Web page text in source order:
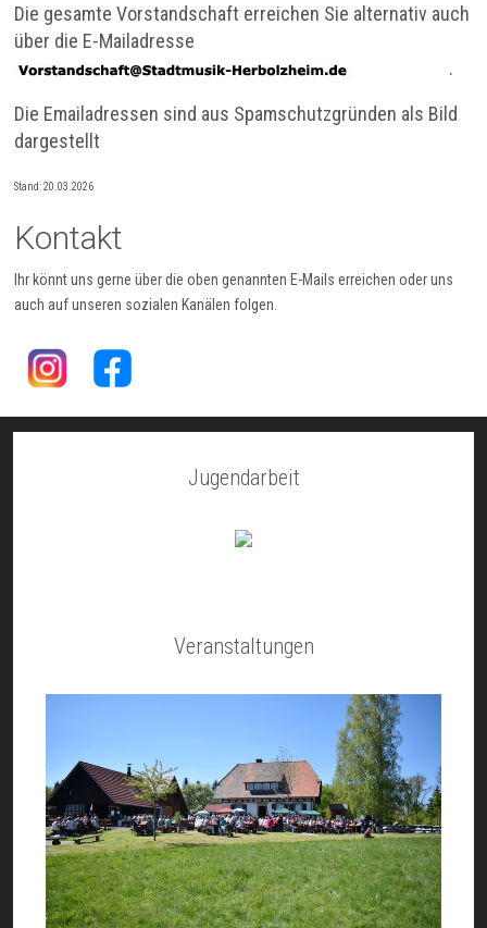
Die gesamte Vorstandschaft erreichen Sie alternativ auch
über die E-Mailadresse
.
Die Emailadressen sind aus Spamschutzgründen als Bild
dargestellt
Stand: 20.03.2026
Kontakt
Ihr könnt uns gerne über die oben genannten E-Mails erreichen oder uns
auch auf unseren sozialen Kanälen folgen.
Jugendarbeit
Veranstaltungen